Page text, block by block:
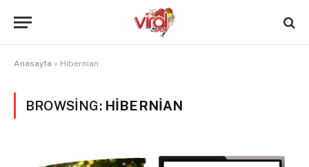
Anasayfa » Hibernian
BROWSING: HIBERNIAN